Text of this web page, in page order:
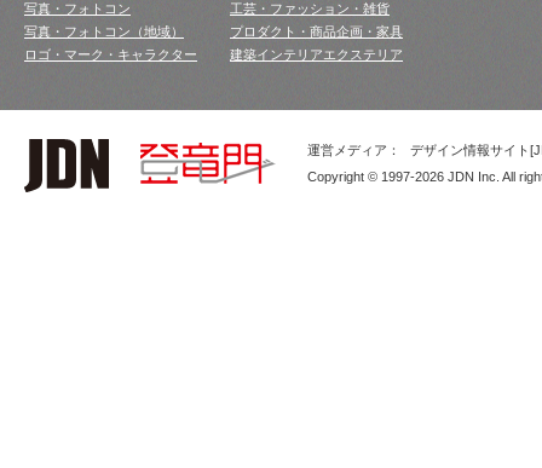
写真・フォトコン
写真・フォトコン（地域）
ロゴ・マーク・キャラクター
工芸・ファッション・雑貨
プロダクト・商品企画・家具
建築インテリアエクステリア
運営メディア：
デザイン情報サイト
Copyright © 1997-2026 JDN Inc. All